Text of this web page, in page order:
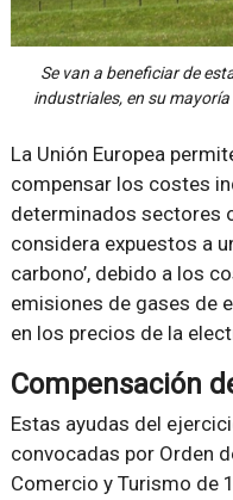
Se van a beneficiar de
industriales, en su
La Unión Europea
compensar los costes
determinados sectores
considera expuestos a
carbono’, debido a los
emisiones de gases de
en los precios de la
Compensación
Estas ayudas del
convocadas por Orden
Comercio y Turismo de